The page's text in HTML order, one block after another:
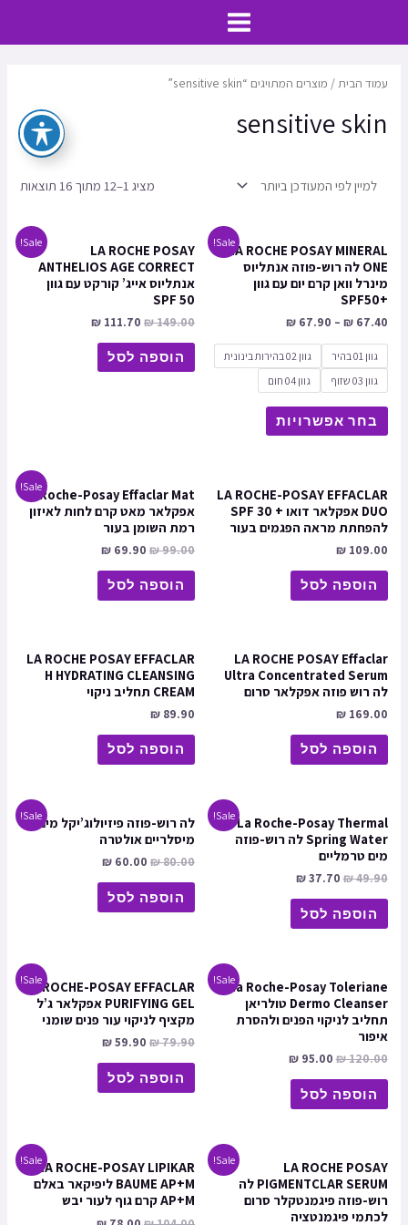
MAIN
MENU
עמוד הבית/ מוצרים המתויגים “sensitive skin”
sensitive skin
מציג 1–12 מתוך 16 תוצאות
Sale!LA ROCHE POSAY MINERAL
ONE לה רוש-פוזה אנתליוס
מינרל וואן קרם יום עם גוון
+SPF50
₪67.40
–
₪67.90
גוון 01 בהיר
גוון 02 בהירות בינונית
גוון 03 שזוף
גוון 04 חום
בחר אפשרויות
Sale!
LA ROCHE POSAY
ANTHELIOS AGE CORRECT
אנתליוס אייג’ קורקט עם גוון
SPF 50
₪149.00
₪ 111.70
הוספה לסל
LA ROCHE-POSAY EFFACLAR
DUO אפקלאר דואו + SPF 30
להפחתת מראה הפגמים בעור
₪109.00
הוספה לסל
Sale!
La Roche-Posay Effaclar Mat
אפקלאר מאט קרם לחות לאיזון
רמת השומן בעור
₪99.00
₪ 69.90
הוספה לסל
LA ROCHE POSAY Effaclar
Ultra Concentrated Serum
לה רוש פוזה אפקלאר סרום
₪169.00
הוספה לסל
LA ROCHE POSAY EFFACLAR
H HYDRATING CLEANSING
CREAM תחליב ניקוי
₪ 89.90
הוספה לסל
Sale!La Roche-Posay Thermal
Spring Water לה רוש-פוזה
מים טרמליים
₪49.90
₪37.70
הוספה לסל
Sale!לה רוש-פוזה פיזיולוג’יקל מים
מיסלריים אולטרה
₪80.00
₪ 60.00
הוספה לסל
Sale!La Roche-Posay Toleriane
Dermo Cleanser טולריאן
תחליב לניקוי הפנים ולהסרת
איפור
₪120.00
₪95.00
הוספה לסל
Sale!
LA ROCHE-POSAY EFFACLAR
PURIFYING GEL אפקלאר ג’ל
מקציף לניקוי עור פנים שומני
₪79.90
₪59.90
הוספה לסל
Sale!
LA ROCHE POSAY
PIGMENTCLAR SERUM לה
רוש-פוזה פיגמנטקלר סרום
לכתמי פיגמנטציה
Sale!LA ROCHE-POSAY LIPIKAR
BAUME AP+M ליפיקאר באלם
AP+M קרם גוף לעור יבש